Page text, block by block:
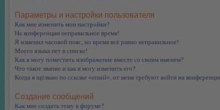
Параметры и настройки пользователя
Как мне изменить мои настройки?
На конференции неправильное время!
Я изменил часовой пояс, но время всё равно неправильное!
Моего языка нет в списке!
Как я могу поместить изображение вместе со своим именем?
Что такое звание и как я могу изменить его?
Когда я щёлкаю по ссылке «email», от меня требуют войти на
Создание сообщений
Как мне создать тему в форуме?